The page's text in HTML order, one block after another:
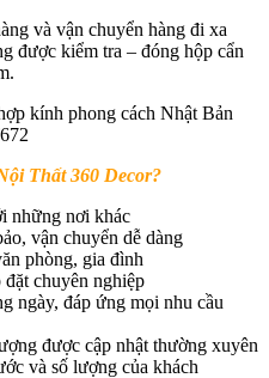
và vận chuyển hàng đi xa
được kiểm tra – đóng hộp cẩn
Thất 360 Decor?
những nơi khác
vận chuyển dễ dàng
phòng, gia đình
chuyên nghiệp
ngày, đáp ứng mọi nhu cầu
được cập nhật thường xuyên
và số lượng của khách